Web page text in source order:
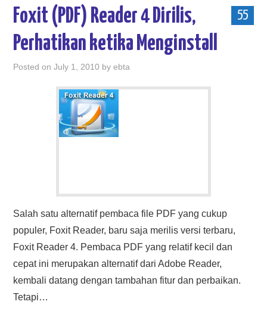
55
Foxit (PDF) Reader 4 Dirilis,
Perhatikan ketika Menginstall
Posted onJuly 1, 2010 byebta
Salah satu alternatif pembaca file PDF yang cukup
populer, Foxit Reader, baru saja merilis versi terbaru,
Foxit Reader 4. Pembaca PDF yang relatif kecil dan
cepat ini merupakan alternatif dari Adobe Reader,
kembali datang dengan tambahan fitur dan perbaikan.
Tetapi…